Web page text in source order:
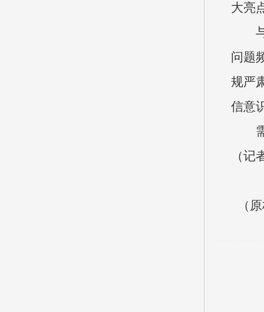
大亮
问题
规严
信意
（记
（